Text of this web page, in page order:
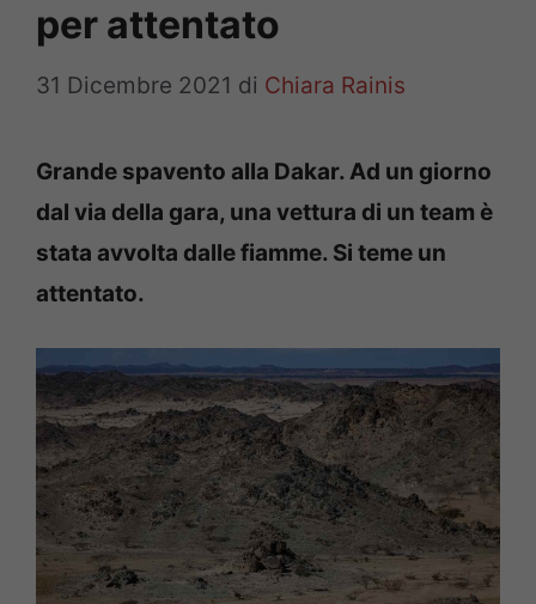
per attentato
31 Dicembre 2021 di Chiara Rainis
Grande spavento alla Dakar. Ad un giorno
dal via della gara, una vettura di un team è
stata avvolta dalle fiamme. Si teme un
attentato.